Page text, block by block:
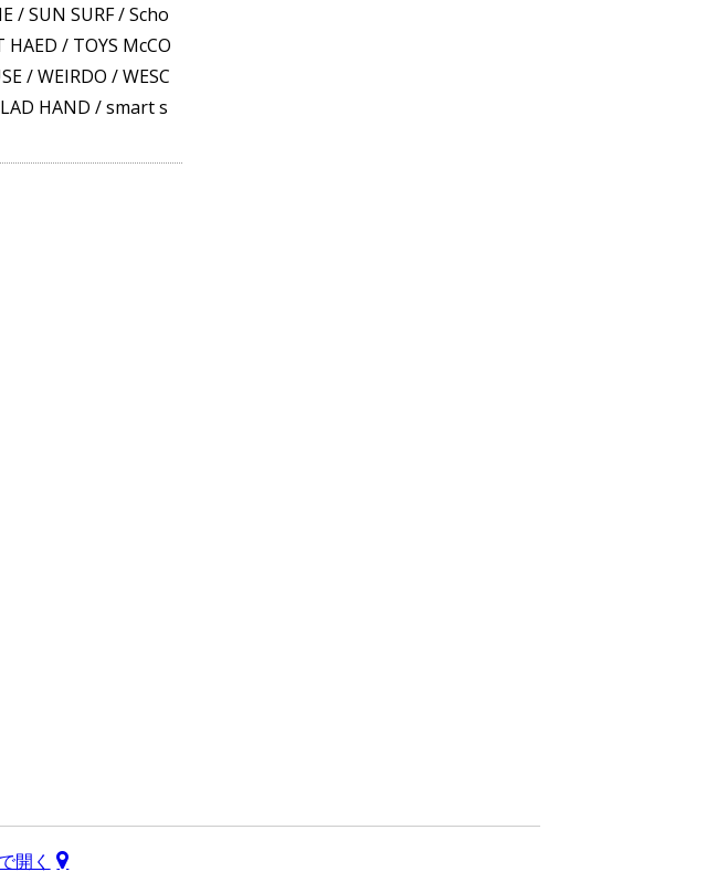
/SUN SURF/Scho
HAED / TOYS McCO
/WEIRDO /WESC
HAND /smart s
開く